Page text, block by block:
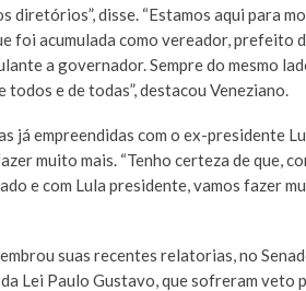
diretórios”, disse. “Estamos aqui para
foi acumulada como vereador, prefeito
a governador. Sempre do mesmo
e de todas”, destacou Veneziano.
já empreendidas com o ex-presidente
muito mais. “Tenho certeza de que,
e com Lula presidente, vamos fazer
suas recentes relatorias, no
Lei Paulo Gustavo, que sofreram veto